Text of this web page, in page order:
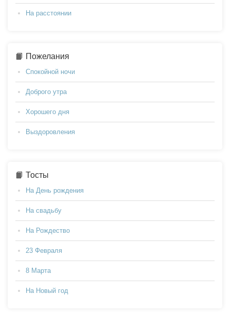
На расстоянии
📙 Пожелания
Спокойной ночи
Доброго утра
Хорошего дня
Выздоровления
📙 Тосты
На День рождения
На свадьбу
На Рождество
23 Февраля
8 Марта
На Новый год